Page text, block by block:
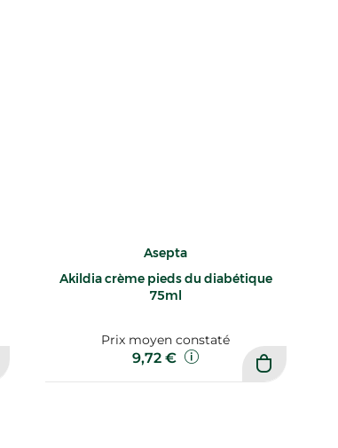
Asepta
Akildia crème pieds du diabétique
75ml
Prix moyen constaté
9,72 €